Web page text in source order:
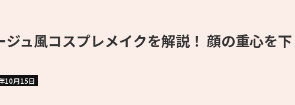
ジュ風コスプレメイクを解説！ 顔の重心を下
10月15日